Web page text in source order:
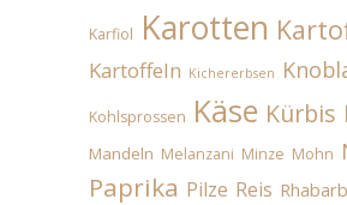
Karfiol Karotten
Kartoffeln Kichererbsen
Kohlsprossen Käse Kürbis
Mandeln Melanzani Minze Mohn
Paprika Pilze Reis